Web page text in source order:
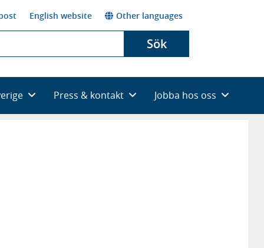
English website Other languages
Sök
Press & kontakt Jobba hos oss